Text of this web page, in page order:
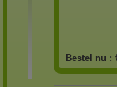
Bestel nu :